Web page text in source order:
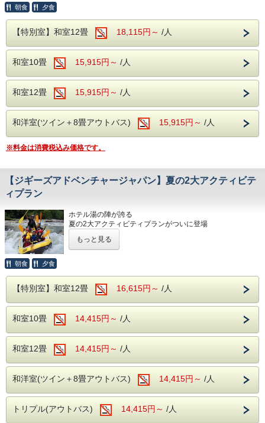
保温・保湿効果に優れており、
疲労回復や関節痛、冷え性に効能が望めます。
体の芯からご実感くださいませ。
＜アルコール飲み放題付！
バイキングで心ゆくまで乾杯＞
様々な食材を利用した約50種類のバイキング。
ソフトクリームやデザートまで・・・
みなさまが楽しめるお食事を
そしてなんといってもアルコール！
ワインや焼酎、日本酒などが飲み放題で
お楽しみいただけます。
疲れを癒してください。
・全室Wifi完備：お部屋でのPC作業や動画視聴も
快適にご利用いただけます。
・カラオケ・卓球：無料でご利用いただけます。
宿泊と半日アクティビティ体験がセットにな
った、
お得な夏限定プランが登場！
忘れられない夏の思い出になること間違いな
し！
「ラフティング」または「キャニオニン
お好みのアクティビティをお選びください。
れる利根川。
穏やかな流れでは美しい渓谷の景色を眺め、
急流では豪快な水しぶきとスリル満点の川下
天然ウォータースライダー！キャニオニング
体験
沢や滝つぼを舞台に 天然のウォータースラ
で感じられる
非日常体験が楽しめます。
お子さまから大人まで、幅広い世代に人気
朝食 夕食
【特別室】和室12畳 18,115円～ /人
和室10畳 15,915円～ /人
和室12畳 15,915円～ /人
和洋室(ツイン＋8畳アウトバス) 15,915円～ /人
※料金は消費税込み価格です。
【ジギーズアドベンチャージャパン】夏の2大アクティビテ
ィプラン
ホテル湯の陣が誇る
夏の2大アクティビティプランがついに登場
ファミリー＆グループにオススメ！
キャニオニングもしくはラフティングをお選
びいただけます。
【ラフティング】
穏やかな流れの中で美しい景色を眺めたり
もっと見る
朝食 夕食
【特別室】和室12畳 16,615円～ /人
和室10畳 14,415円～ /人
和室12畳 14,415円～ /人
和洋室(ツイン＋8畳アウトバス) 14,415円～ /人
トリプル(アウトバス) 14,415円～ /人